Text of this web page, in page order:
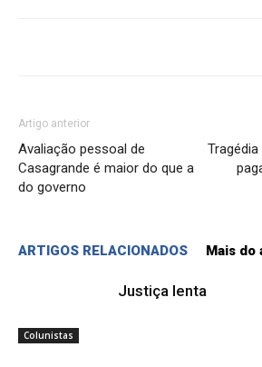
Artigo anterior
Avaliação pessoal de
Casagrande é maior do que a
do governo
ARTIGOS RELACIONADOS Mais do
Colunistas
Justiça lenta